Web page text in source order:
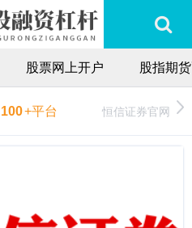
股票网上开户 股指期
100+平台 恒信证券官网